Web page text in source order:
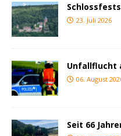
23. Juli 2026
Unfallflucht
06. August
Seit 66